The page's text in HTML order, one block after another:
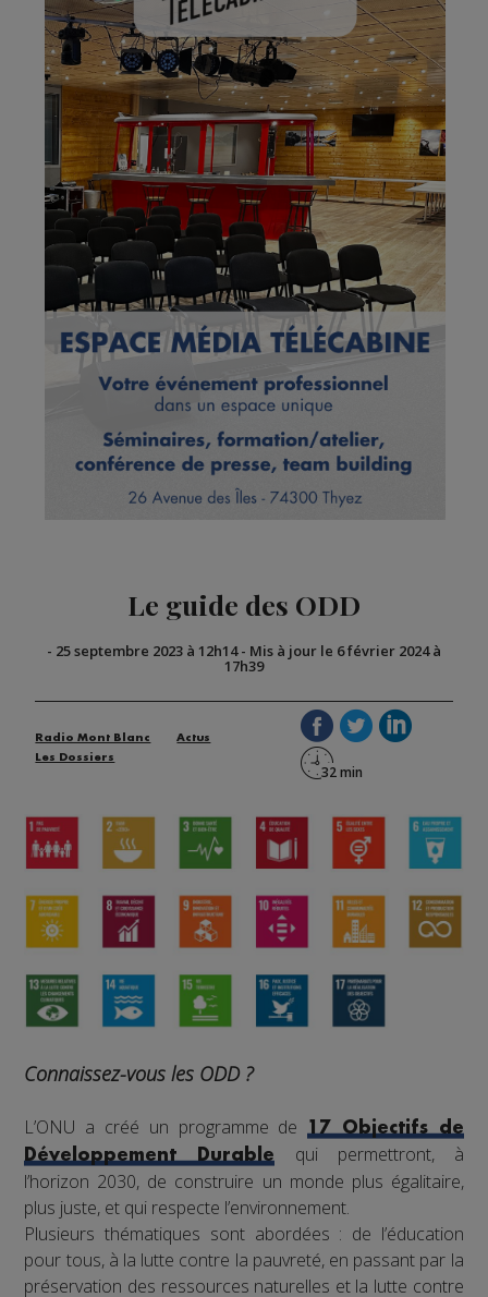
Le guide des ODD
- 25 septembre 2023 à 12h14- Mis à jour le 6 février 2024 à
17h39
Radio Mont Blanc
Actus
Les Dossiers
Connaissez-vous les ODD ?
L’ONU a créé un programme de17 Objectifs de
Développement Durable
qui permettront, à
l’horizon 2030, de construire un monde plus égalitaire,
plus juste, et qui respecte l’environnement.
Plusieurs thématiques sont abordées : de l’éducation
pour tous, à la lutte contre la pauvreté, en passant par la
préservation des ressources naturelles et la lutte contre